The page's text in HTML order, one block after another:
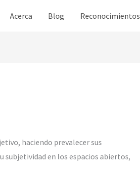
Acerca Blog Reconocimientos
haciendo prevalecer sus
subjetividad en los espacios abiertos,